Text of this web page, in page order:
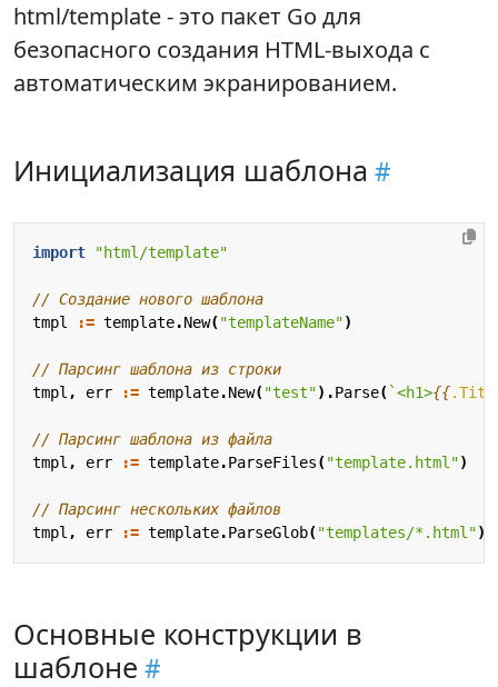
html/template - это пакет Go для
безопасного создания HTML-выхода с
автоматическим экранированием.
Инициализация шаблона
import "html/template"
// Создание нового шаблона
tmpl
:= template.New("templateName")
// Парсинг шаблона из строки
tmpl , err := template.New("test").Parse( `<h1>{{
// Парсинг шаблона из файла
tmpl , err := template.ParseFiles("template.html")
// Парсинг нескольких файлов
tmpl , err := template.ParseGlob("templates/*.html")
Основные конструкции в
шаблоне